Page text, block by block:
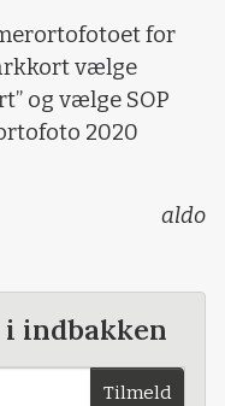
for
vælge
og vælge SOP
2020
aldo
indbakken
Tilmeld